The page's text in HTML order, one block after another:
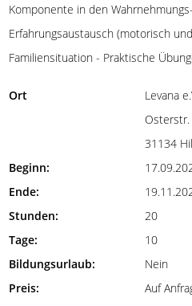
Komponente in den
Erfahrungsaustausch (motorisch
Familiensituation - Praktische
Ort
Levana
Osterstr.
31134
Beginn:
Ende:
Stunden:
20
Tage:
10
Bildungsurlaub:
Nein
Preis:
Auf